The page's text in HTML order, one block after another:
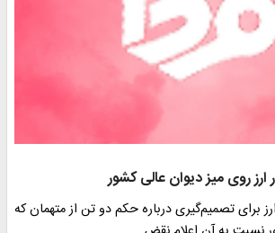
ارز روی میز دیوان عالی کشور
ارز برای تصمیم‌گیری درباره حکم دو تن از متهمان که